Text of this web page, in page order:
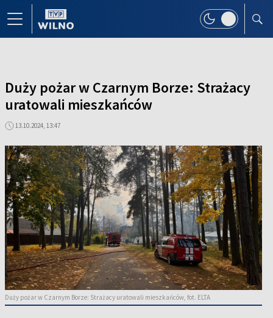
Duży pożar w Czarnym Borze: Strażacy
uratowali mieszkańców
13.10.2024, 13:47
Duży pożar w Czarnym Borze: Strażacy uratowali mieszkańców, fot. ELTA